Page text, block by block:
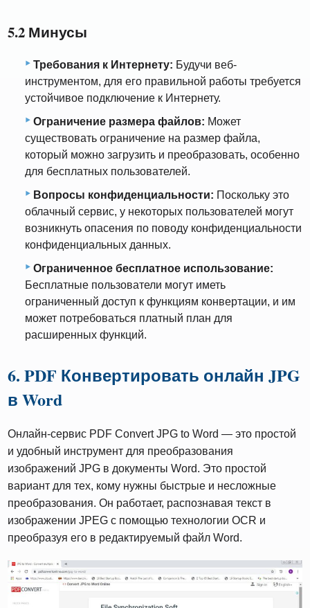
5.2 Минусы
Требования к Интернету: Будучи веб-
инструментом, для его правильной работы требуется
устойчивое подключение к Интернету.
Ограничение размера файлов: Может
существовать ограничение на размер файла,
который можно загрузить и преобразовать, особенно
для бесплатных пользователей.
Вопросы конфиденциальности: Поскольку это
облачный сервис, у некоторых пользователей могут
возникнуть опасения по поводу конфиденциальности
конфиденциальных данных.
Ограниченное бесплатное использование:
Бесплатные пользователи могут иметь
ограниченный доступ к функциям конвертации, и им
может потребоваться платный план для
расширенных функций.
6. PDF Конвертировать онлайн JPG
в Word
Онлайн-сервис PDF Convert JPG to Word — это простой
и удобный инструмент для преобразования
изображений JPG в документы Word. Это простой
вариант для тех, кому нужны быстрые и несложные
преобразования. Он работает, распознавая текст в
изображении JPEG с помощью технологии OCR и
преобразуя его в редактируемый файл Word.